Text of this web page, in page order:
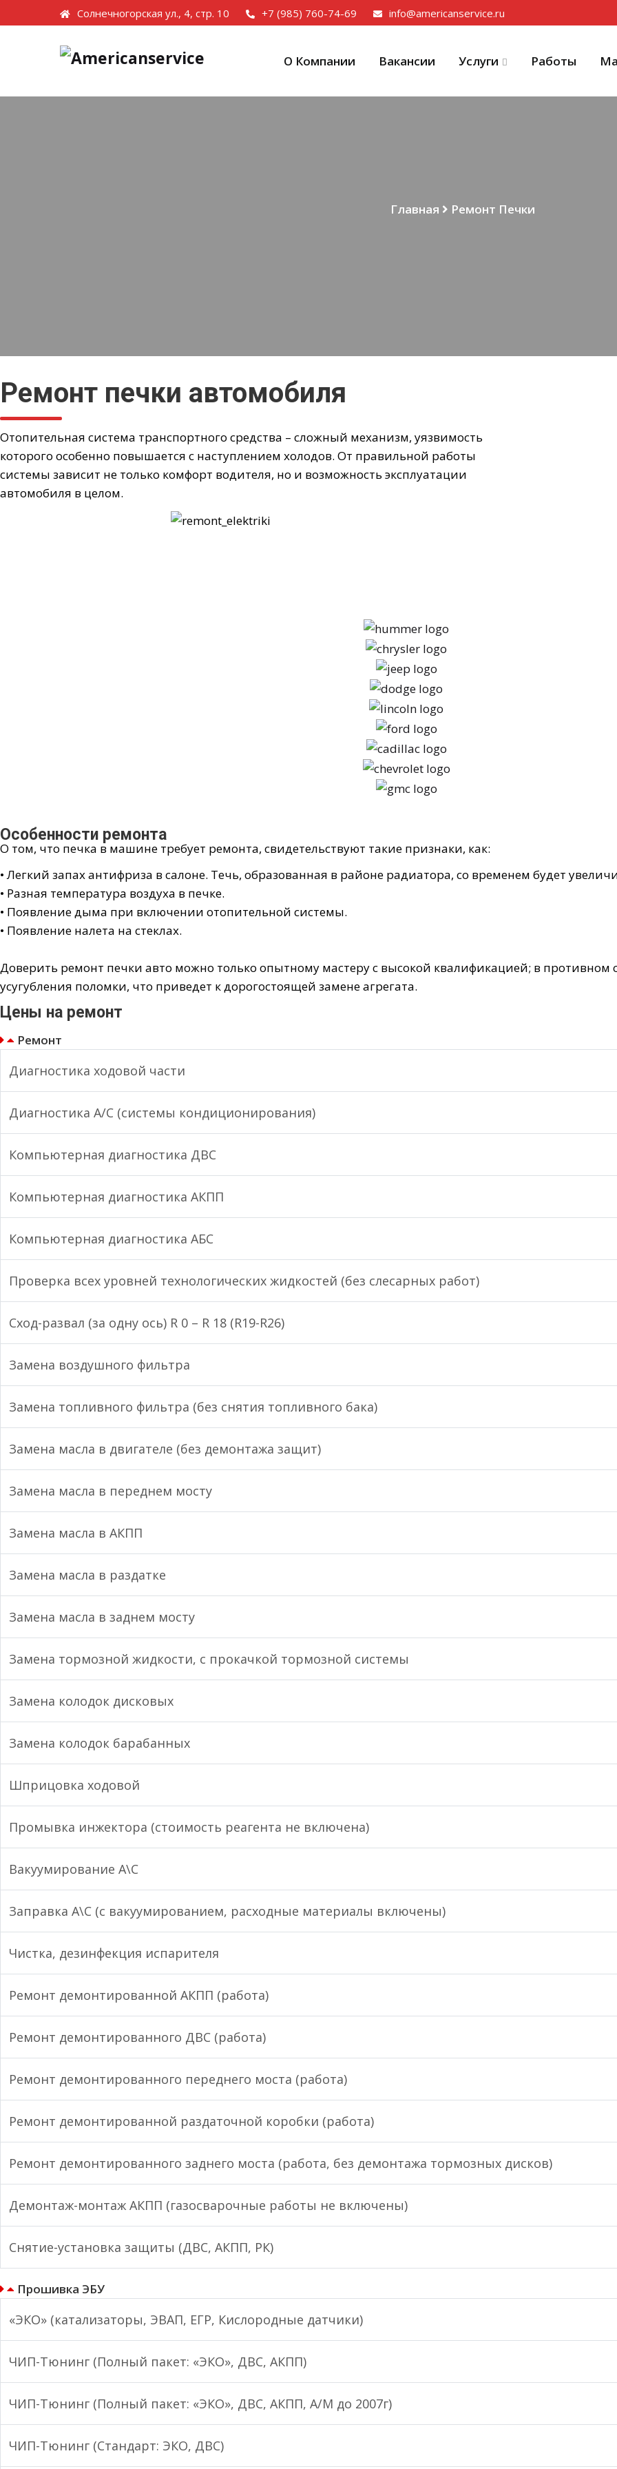
Солнечногорская ул., 4, стр. 10 +7 (985) 760-74-69 info@americanservice.ru
О Компании Вакансии Услуги Работы
Главная Ремонт Печки
Ремонт печки автомобиля
Отопительная система транспортного средства – сложный механизм, уязвимость
которого особенно повышается с наступлением холодов. От правильной работы
системы зависит не только комфорт водителя, но и возможность эксплуатации
автомобиля в целом.
Особенности ремонта
О том, что печка в машине требует ремонта, свидетельствуют такие признаки, как:
• Легкий запах антифриза в салоне. Течь, образованная в районе радиатора, со временем будет
• Разная температура воздуха в печке.
• Появление дыма при включении отопительной системы.
• Появление налета на стеклах.
Доверить ремонт печки авто можно только опытному мастеру с высокой квалификацией; в противном
усугубления поломки, что приведет к дорогостоящей замене агрегата.
Цены на ремонт
Ремонт
Диагностика ходовой части
Диагностика А/С (системы кондиционирования)
Компьютерная диагностика ДВС
Компьютерная диагностика АКПП
Компьютерная диагностика АБС
Проверка всех уровней технологических жидкостей (без слесарных работ)
Сход-развал (за одну ось) R 0 – R 18 (R19-R26)
Замена воздушного фильтра
Замена топливного фильтра (без снятия топливного бака)
Замена масла в двигателе (без демонтажа защит)
Замена масла в переднем мосту
Замена масла в АКПП
Замена масла в раздатке
Замена масла в заднем мосту
Замена тормозной жидкости, с прокачкой тормозной системы
Замена колодок дисковых
Замена колодок барабанных
Шприцовка ходовой
Промывка инжектора (стоимость реагента не включена)
Вакуумирование А\С
Заправка А\С (с вакуумированием, расходные материалы включены)
Чистка, дезинфекция испарителя
Ремонт демонтированной АКПП (работа)
Ремонт демонтированного ДВС (работа)
Ремонт демонтированного переднего моста (работа)
Ремонт демонтированной раздаточной коробки (работа)
Ремонт демонтированного заднего моста (работа, без демонтажа тормозных дисков)
Демонтаж-монтаж АКПП (газосварочные работы не включены)
Снятие-установка защиты (ДВС, АКПП, РК)
Прошивка ЭБУ
«ЭКО» (катализаторы, ЭВАП, ЕГР, Кислородные датчики)
ЧИП-Тюнинг (Полный пакет: «ЭКО», ДВС, АКПП)
ЧИП-Тюнинг (Полный пакет: «ЭКО», ДВС, АКПП, А/М до 2007г)
ЧИП-Тюнинг (Стандарт: ЭКО, ДВС)